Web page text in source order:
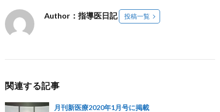
Author：指導医日記 投稿一覧
関連する記事
月刊新医療2020年1月号に掲載